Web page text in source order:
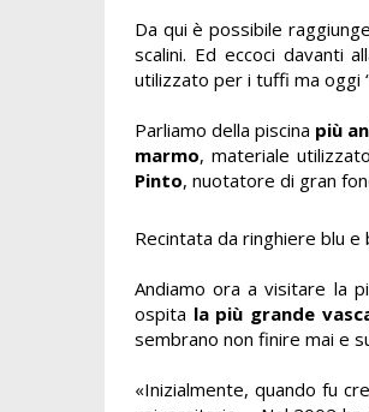
Da qui è possibile
scalini. Ed eccoci davanti
utilizzato per i tuffi ma oggi
Parliamo della piscina più
marmo, materiale
Pinto, nuotatore di gran
Recintata da ringhiere blu e
Andiamo ora a visitare la
ospita la più grande
sembrano non finire mai e
«Inizialmente, quando fu